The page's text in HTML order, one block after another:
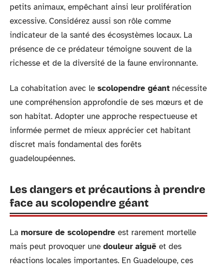
petits animaux, empêchant ainsi leur prolifération
excessive. Considérez aussi son rôle comme
indicateur de la santé des écosystèmes locaux. La
présence de ce prédateur témoigne souvent de la
richesse et de la diversité de la faune environnante.
La cohabitation avec le scolopendre géant nécessite
une compréhension approfondie de ses mœurs et de
son habitat. Adopter une approche respectueuse et
informée permet de mieux apprécier cet habitant
discret mais fondamental des forêts
guadeloupéennes.
Les dangers et précautions à prendre
face au scolopendre géant
La morsure de scolopendre est rarement mortelle
mais peut provoquer une douleur aiguë et des
réactions locales importantes. En Guadeloupe, ces